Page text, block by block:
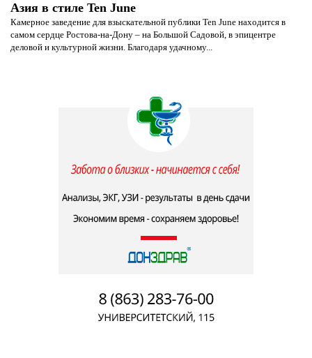
Азия в стиле Ten June
Камерное заведение для взыскательной публики Ten June находится в
самом сердце Ростова-на-Дону – на Большой Садовой, в эпицентре
деловой и культурной жизни. Благодаря удачному...